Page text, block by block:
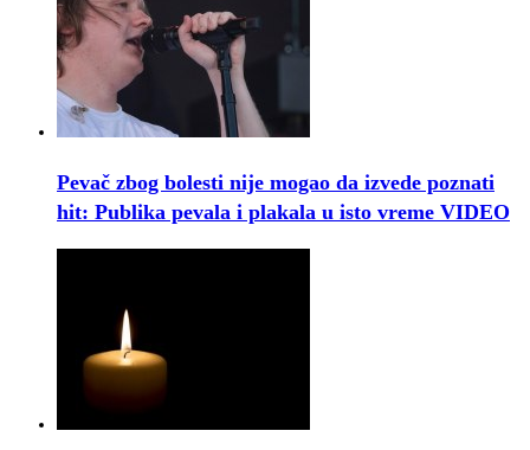
Pevač zbog bolesti nije mogao da izvede poznati
hit: Publika pevala i plakala u isto vreme VIDEO